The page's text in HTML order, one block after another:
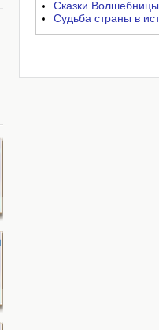
Сказки
Судьба страны в